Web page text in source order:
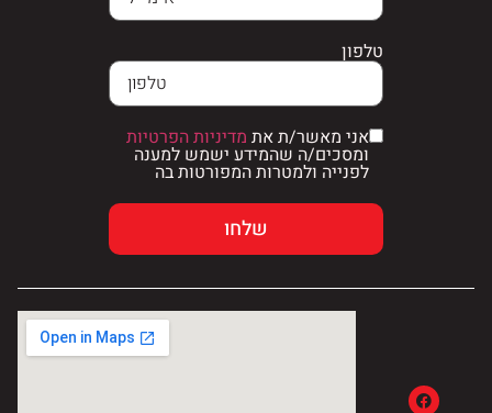
טלפון
אני מאשר/ת את מדיניות הפרטיות
ומסכים/ה שהמידע ישמש למענה
לפנייה ולמטרות המפורטות בה